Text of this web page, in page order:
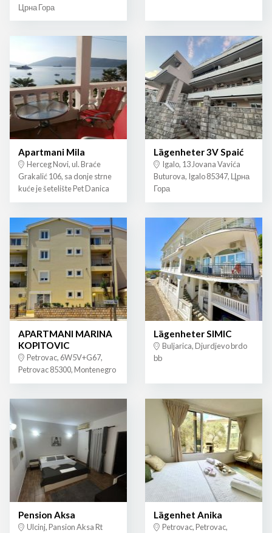
Црна Гора
Apartmani Mila
Herceg Novi, ul. Braće
Grakalić 106, sa donje strne
kuće je šetelište Pet Danica
Lägenheter 3V Spaić
Igalo, 13 Jovana Vavića
Buturova, Igalo 85347, Црна
Гора
APARTMANI MARINA
KOPITOVIC
Petrovac, 6W5V+G67,
Petrovac 85300, Montenegro
Lägenheter SIMIC
Buljarica, Djurdjevo brdo
bb
Pension Aksa
Ulcinj, Pansion Aksa Rt
Lägenhet Anika
Petrovac, Petrovac,